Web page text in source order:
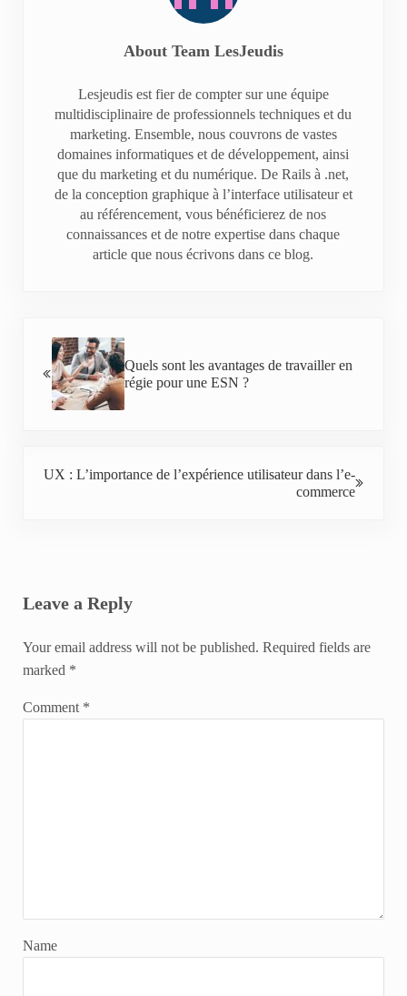
About Team LesJeudis
Lesjeudis est fier de compter sur une équipe
multidisciplinaire de professionnels techniques et du
marketing. Ensemble, nous couvrons de vastes
domaines informatiques et de développement, ainsi
que du marketing et du numérique. De Rails à .net,
de la conception graphique à l’interface utilisateur et
au référencement, vous bénéficierez de nos
connaissances et de notre expertise dans chaque
article que nous écrivons dans ce blog.
Quels sont les avantages de travailler en
régie pour une ESN ?
UX : L’importance de l’expérience utilisateur dans l’e-
commerce
Leave a Reply
Your email address will not be published. Required fields are
marked *
Comment *
Name